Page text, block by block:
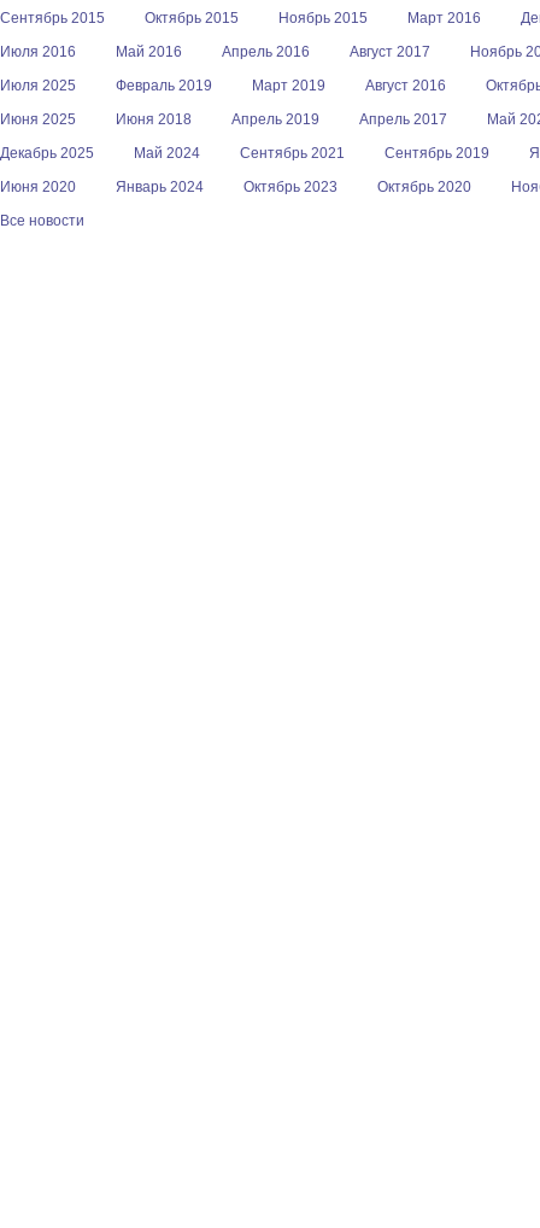
Сентябрь 2015
Октябрь 2015 Ноябрь 2015 Март 2016
Июля 2016
Май 2016 Апрель 2016 Август 2017
Ноябрь
Июля 2025
Февраль 2019 Март 2019 Август 2016
Июня 2025
Июня 2018 Апрель 2019 Апрель 2017
Май
Декабрь 2025
Май 2024 Сентябрь 2021 Сентябрь 2019
Июня 2020
Январь 2024 Октябрь 2023 Октябрь 2020
Все новости